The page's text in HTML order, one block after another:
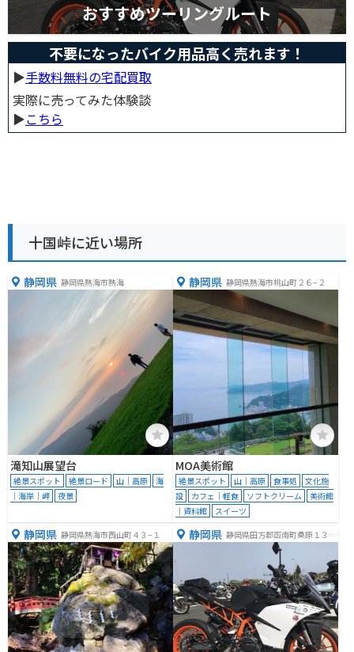
おすすめツーリングルート
不要になったバイク用品高く売れます！
▶︎手数料無料の宅配買取
実際に売ってみた体験談
▶︎こちら
十国峠に近い場所
静岡県 静岡県熱海市熱海
滝知山展望台
絶景スポット 絶景ロード 山｜高原
海
｜海岸｜岬
夜景
静岡県 静岡県熱海市桃山町２６−２
MOA美術館
絶景スポット 山｜高原 食事処
文化施
設
カフェ｜軽食 ソフトクリーム
美術館
｜資料館
スイーツ
静岡県 静岡県熱海市西山町４３−１ 静岡県 静岡県田方郡函南町桑原１３４